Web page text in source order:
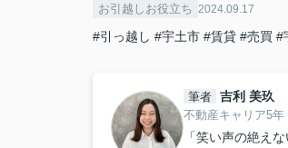
お引越しお役立ち 2024.09.17
#引っ越し #宇土市 #賃貸 #売買 #
筆者 吉利 美玖
不動産キャリア5年
「笑い声の絶え